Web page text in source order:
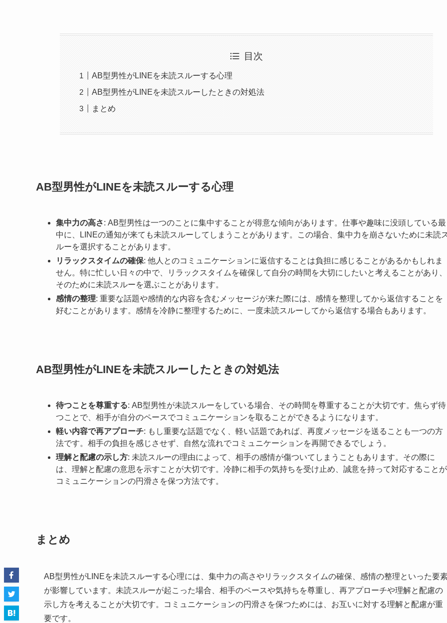
目次
AB型男性がLINEを未読スルーする心理
AB型男性がLINEを未読スルーしたときの対処法
まとめ
AB型男性がLINEを未読スルーする心理
集中力の高さ: AB型男性は一つのことに集中することが得意な傾向があります。仕事や趣味に没頭している最
中に、LINEの通知が来ても未読スルーしてしまうことがあります。この場合、集中力を崩さないために未読
ルーを選択することがあります。
リラックスタイムの確保: 他人とのコミュニケーションに返信することは負担に感じることがあるかもしれま
せん。特に忙しい日々の中で、リラックスタイムを確保して自分の時間を大切にしたいと考えることがあり、
そのために未読スルーを選ぶことがあります。
感情の整理: 重要な話題や感情的な内容を含むメッセージが来た際には、感情を整理してから返信することを
好むことがあります。感情を冷静に整理するために、一度未読スルーしてから返信する場合もあります。
AB型男性がLINEを未読スルーしたときの対処法
待つことを尊重する: AB型男性が未読スルーをしている場合、その時間を尊重することが大切です。焦らず待
つことで、相手が自分のペースでコミュニケーションを取ることができるようになります。
軽い内容で再アプローチ: もし重要な話題でなく、軽い話題であれば、再度メッセージを送ることも一つの方
法です。相手の負担を感じさせず、自然な流れでコミュニケーションを再開できるでしょう。
理解と配慮の示し方: 未読スルーの理由によって、相手の感情が傷ついてしまうこともあります。その際に
は、理解と配慮の意思を示すことが大切です。冷静に相手の気持ちを受け止め、誠意を持って対応することが
コミュニケーションの円滑さを保つ方法です。
まとめ
AB型男性がLINEを未読スルーする心理には、集中力の高さやリラックスタイムの確保、感情の整理といった要
が影響しています。未読スルーが起こった場合、相手のペースや気持ちを尊重し、再アプローチや理解と配慮の
示し方を考えることが大切です。コミュニケーションの円滑さを保つためには、お互いに対する理解と配慮が重
要です。